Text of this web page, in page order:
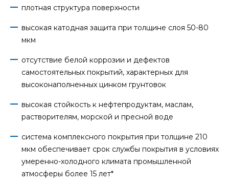
плотная структура поверхности
высокая катодная защита при толщине слоя 50-80
мкм
отсутствие белой коррозии и дефектов
самостоятельных покрытий, характерных для
высоконаполненных цинком грунтовок
высокая стойкость к нефтепродуктам, маслам,
растворителям, морской и пресной воде
система комплексного покрытия при толщине 210
мкм обеспечивает срок службы покрытия в условиях
умеренно-холодного климата промышленной
атмосферы более 15 лет*